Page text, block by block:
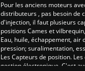
Pour les anciens moteurs
distributeurs , pas besoin de
d'injection, il faut plusieurs
positions Cames et
Eau, huile, échappement,
pression; suralimentation,
Les Capteurs de position.
gestion électronique. C'est